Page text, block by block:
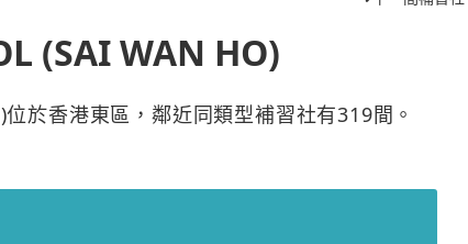
(SAI WAN HO)
於香港東區，鄰近同類型補習社有319間。